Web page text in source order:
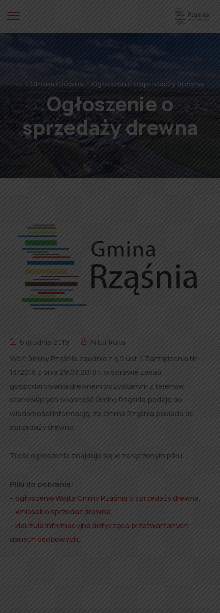
⌂ Strona Główna Ogłoszenie o sprzedaży drewna
Ogłoszenie o
sprzedaży drewna
6 grudnia 2019
Artur Ruka
Wójt Gminy Rząśnia zgodnie z § 2 ust. 1 Zarządzenia Nr
13/2018 z dnia 29.03.2018 r. w sprawie zasad
gospodarowania drewnem pozyskanym z terenów
stanowiących własność Gminy Rząśnia podaje do
wiadomości informację, że Gmina Rząśnia posiada do
sprzedaży drewno.
Treść ogłoszenia znajduje się w załączonym pliku.
Pliki do pobrania:
–ogłoszenie Wójta Gminy Rząśnia o sprzedaży drewna,
–wniosek o sprzedaż drewna,
– klauzula informacyjna dotycząca przetwarzanych
danych osobowych.